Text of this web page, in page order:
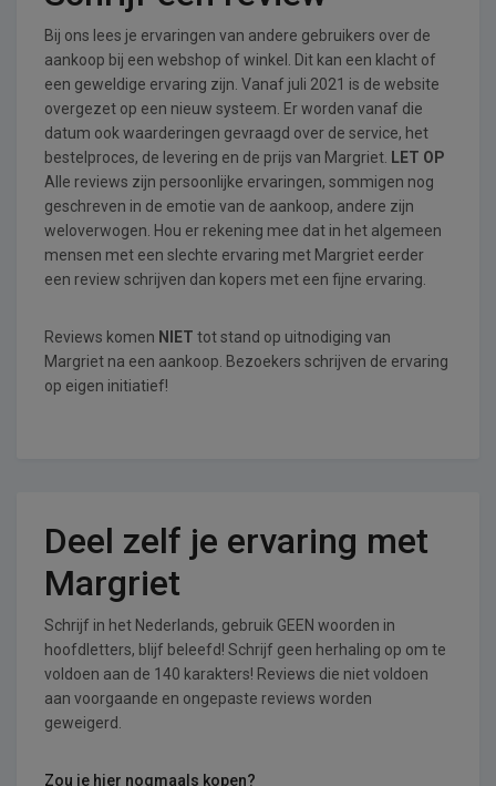
Bij ons lees je ervaringen van andere gebruikers over de
aankoop bij een webshop of winkel. Dit kan een klacht of
een geweldige ervaring zijn. Vanaf juli 2021 is de website
overgezet op een nieuw systeem. Er worden vanaf die
datum ook waarderingen gevraagd over de service, het
bestelproces, de levering en de prijs van Margriet. LET OP
Alle reviews zijn persoonlijke ervaringen, sommigen nog
geschreven in de emotie van de aankoop, andere zijn
weloverwogen. Hou er rekening mee dat in het algemeen
mensen met een slechte ervaring met Margriet eerder
een review schrijven dan kopers met een fijne ervaring.
Reviews komen NIET tot stand op uitnodiging van
Margriet na een aankoop. Bezoekers schrijven de ervaring
op eigen initiatief!
Deel zelf je ervaring met
Margriet
Schrijf in het Nederlands, gebruik GEEN woorden in
hoofdletters, blijf beleefd! Schrijf geen herhaling op om te
voldoen aan de 140 karakters! Reviews die niet voldoen
aan voorgaande en ongepaste reviews worden
geweigerd.
Zou je hier nogmaals kopen?